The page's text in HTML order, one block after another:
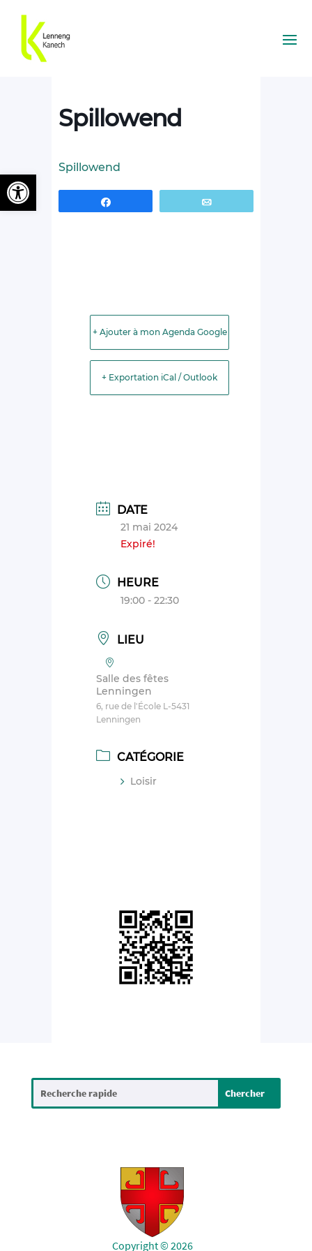
Spillowend
Spillowend
+ Ajouter à mon Agenda Google
+ Exportation iCal / Outlook
DATE
21 mai 2024
Expiré!
HEURE
19:00 - 22:30
LIEU
Salle des fêtes
Lenningen
6, rue de l'École L-5431
Lenningen
CATÉGORIE
Loisir
Copyright © 2026
Ouvrir la barre d’outils